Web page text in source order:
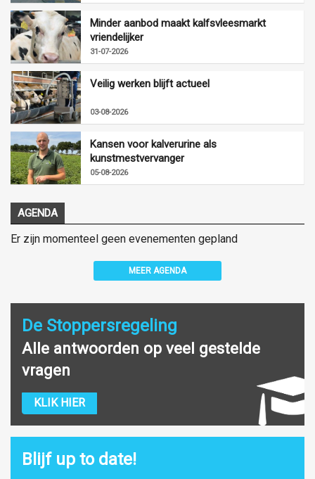
Minder aanbod maakt kalfsvleesmarkt
vriendelijker
31-07-2026
Veilig werken blijft actueel
03-08-2026
Kansen voor kalverurine als
kunstmestvervanger
05-08-2026
AGENDA
Er zijn momenteel geen evenementen gepland
MEER AGENDA
De Stoppersregeling
Alle antwoorden op veel gestelde
vragen
KLIK HIER
Blijf up to date!